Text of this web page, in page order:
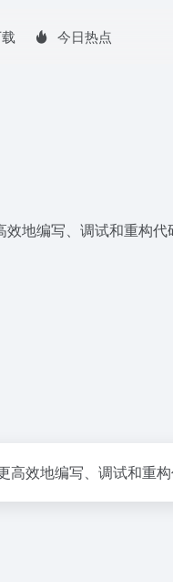
今日热点
地编写、调试和重构代
高效地编写、调试和重